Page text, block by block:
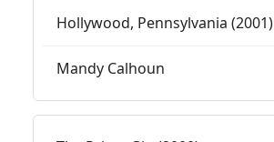
Hollywood, Pennsylvania (2001)
Mandy Calhoun